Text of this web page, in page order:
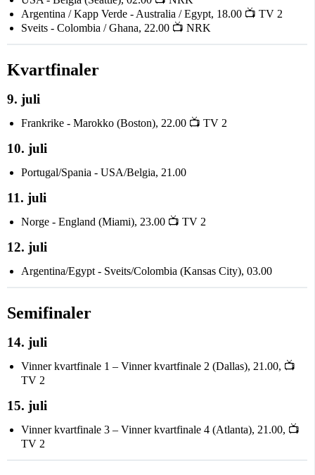
Argentina / Kapp Verde - Australia / Egypt, 18.00 📺 TV 2
Sveits - Colombia / Ghana, 22.00 📺 NRK
Kvartfinaler
9. juli
Frankrike - Marokko (Boston), 22.00 📺 TV 2
10. juli
Portugal/Spania - USA/Belgia, 21.00
11. juli
Norge - England (Miami), 23.00 📺 TV 2
12. juli
Argentina/Egypt - Sveits/Colombia (Kansas City), 03.00
Semifinaler
14. juli
Vinner kvartfinale 1 – Vinner kvartfinale 2 (Dallas), 21.00, 📺
TV 2
15. juli
Vinner kvartfinale 3 – Vinner kvartfinale 4 (Atlanta), 21.00, 📺
TV 2